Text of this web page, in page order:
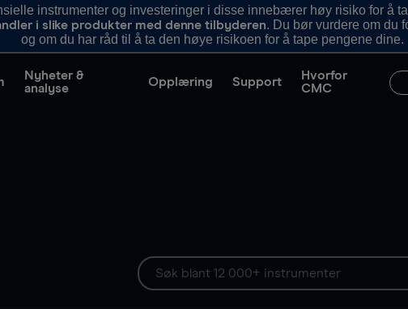
instrumenter og investeringer i disse innebærer høy risiko for å
i slike produkter med denne tilbyderen. Du bør vurdere om du
og om du har råd til å ta den høye risikoen for å tape pengene dine.
Nyheter &
analyse
Opplæring Support
Hvorfor
CMC